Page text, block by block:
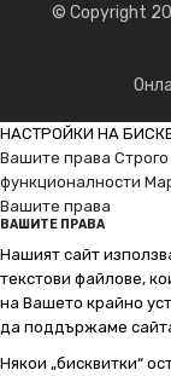
© Copyright
НАСТРОЙКИ НА
Вашите права
функционалности
Вашите права
ВАШИТЕ ПРАВА
Нашият сайт
текстови файлове,
на Вашето крайно
да поддържаме
Някои „бисквитки“